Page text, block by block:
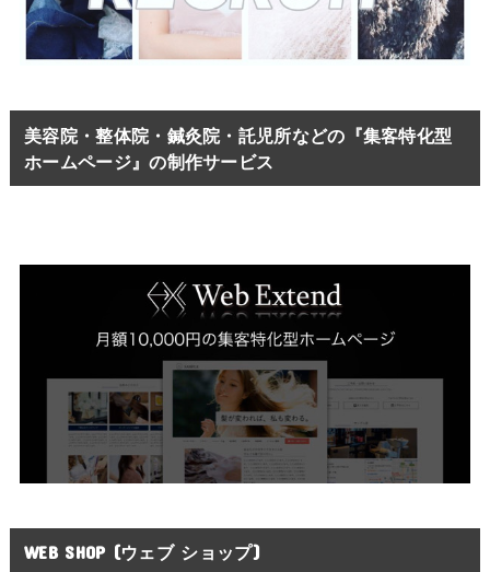
美容院・整体院・鍼灸院・託児所などの『集客特化型
ホームページ』の制作サービス
WEB SHOP (ウェブ ショップ)